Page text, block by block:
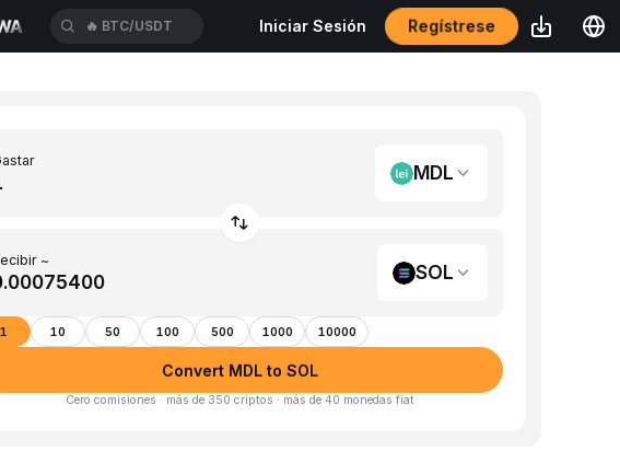
🔥 BTC/USDT Iniciar Sesión Regístrese
MDL
~
SOL
1 10 50 100 500 1000 10000
Convert MDL to SOL
Cero comisiones · más de 350 criptos · más de 40 monedas fiat